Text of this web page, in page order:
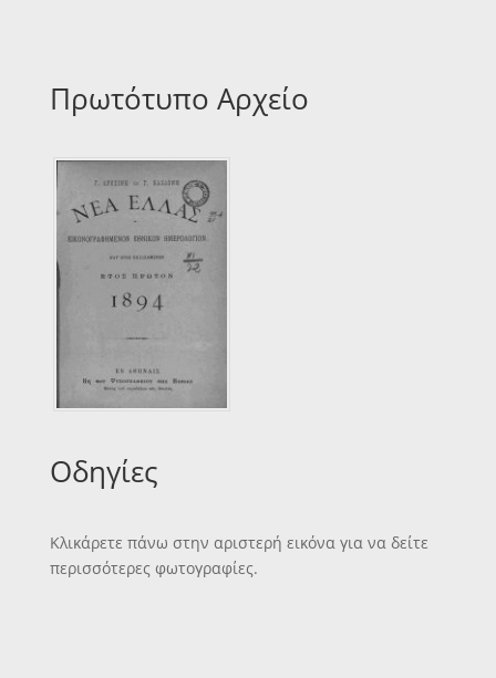
Πρωτότυπο Αρχείο
Οδηγίες
Κλικάρετε πάνω στην αριστερή εικόνα για να δείτε
περισσότερες φωτογραφίες.